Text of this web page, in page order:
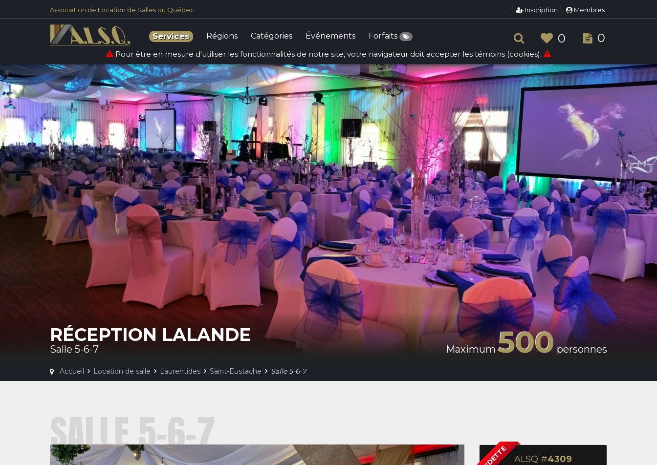
Association de Location de Salles du Québec Inscription Membres
Services Régions Catégories Événements Forfaits 0 0
Pour être en mesure d'utiliser les fonctionnalités de notre site, votre navigateur doit accepter les témoins (cookies).
RÉCEPTION LALANDE
Salle 5-6-7 Maximum500 personnes
Accueil Location de salle Laurentides Saint-Eustache Salle 5-6-7
SALLE 5-6-7 VEDETTE ALSQ #4309